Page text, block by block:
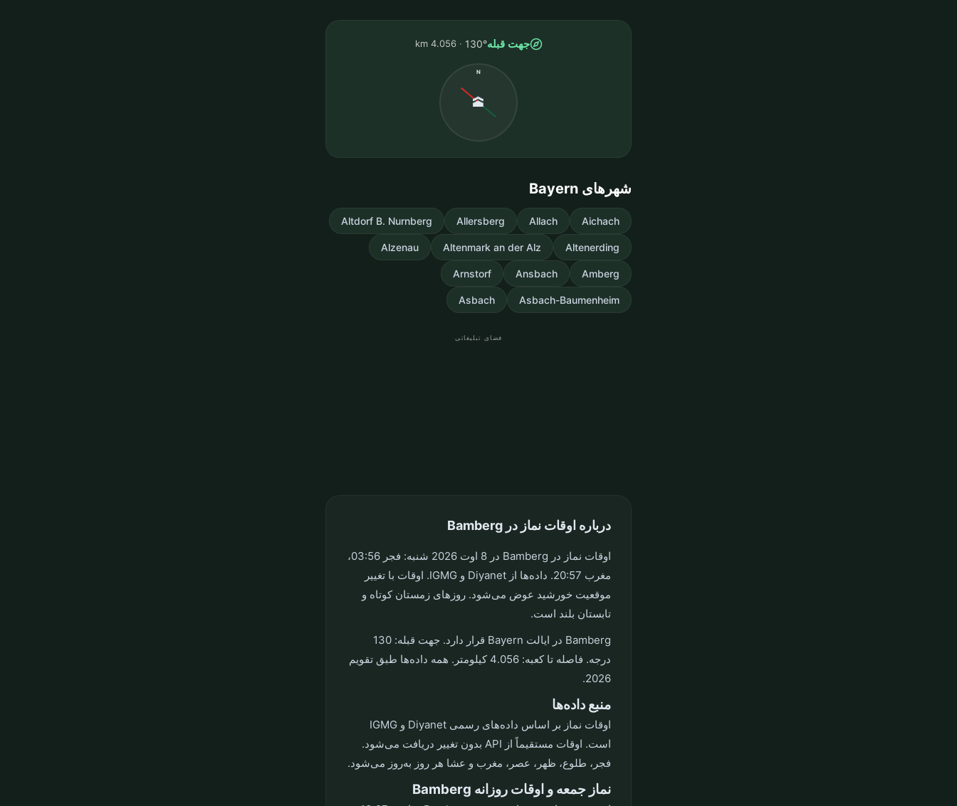
جهت قبله130°
4.056 km
N
🕋
شهرهای Bayern
Aichach
Allach
Allersberg
Altdorf B. Nurnberg
Altenerding
Altenmark an der Alz
Alzenau
Amberg
Ansbach
Arnstorf
Asbach-Baumenheim
Asbach
فضای تبلیغاتی
درباره اوقات نماز در Bamberg
اوقات نماز در Bamberg در 8 اوت 2026 شنبه: فجر 03:56،
مغرب 20:57. داده‌ها از Diyanet و IGMG. اوقات با تغییر
موقعیت خورشید عوض می‌شود. روزهای زمستان کوتاه و
تابستان بلند است.
Bamberg در ایالت Bayern قرار دارد. جهت قبله: 130
درجه. فاصله تا کعبه: 4.056 کیلومتر. همه داده‌ها طبق تقویم
2026.
منبع داده‌ها
اوقات نماز بر اساس داده‌های رسمی Diyanet و IGMG
است. اوقات مستقیماً از API بدون تغییر دریافت می‌شود.
فجر، طلوع، ظهر، عصر، مغرب و عشا هر روز به‌روز می‌شود.
نماز جمعه و اوقات روزانه Bamberg